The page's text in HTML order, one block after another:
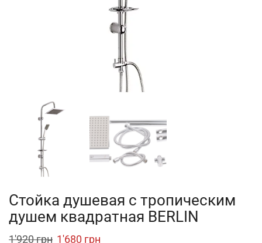
Стойка душевая с тропическим
душем квадратная BERLIN
1'920грн Original
1'680 грн